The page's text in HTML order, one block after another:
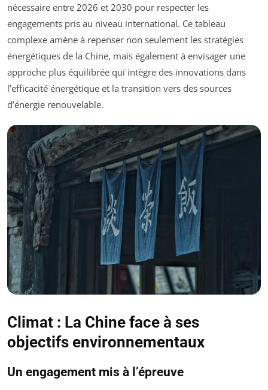
nécessaire entre 2026 et 2030 pour respecter les
engagements pris au niveau international. Ce tableau
complexe amène à repenser non seulement les stratégies
énergétiques de la Chine, mais également à envisager une
approche plus équilibrée qui intègre des innovations dans
l’efficacité énergétique et la transition vers des sources
d’énergie renouvelable.
Climat : La Chine face à ses
objectifs environnementaux
Un engagement mis à l’épreuve